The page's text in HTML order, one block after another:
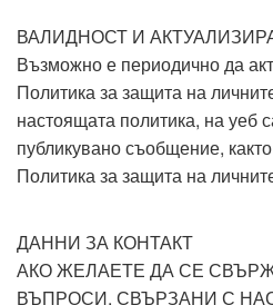
ВАЛИДНОСТ И
Възможно е периодично да
Политика за защита на
настоящата политика, на уеб
публикувано съобщение,
Политика за защита на
ДАННИ ЗА КОНТАКТ
АКО ЖЕЛАЕТЕ ДА СЕ
ВЪПРОСИ, СВЪРЗАНИ С